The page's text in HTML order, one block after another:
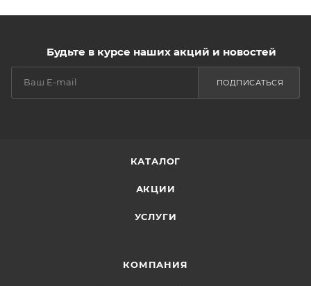
Будьте в курсе наших акций и новостей
ПОДПИСАТЬСЯ
КАТАЛОГ
АКЦИИ
УСЛУГИ
КОМПАНИЯ